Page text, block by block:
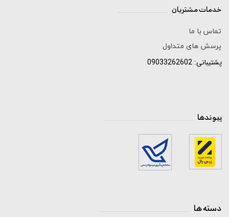
تماس با ما
پرسش های متداول
پشتیبانی: 09033262602
پیوندها
دسته ها
خدمات مشتریان